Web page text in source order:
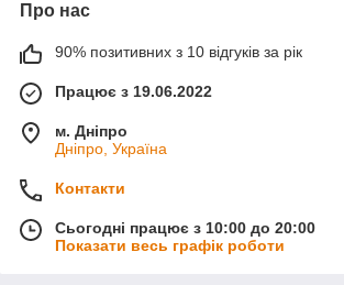
Про нас
90% позитивних з 10 відгуків за рік
Працює з 19.06.2022
м. Дніпро
Дніпро, Україна
Контакти
Сьогодні працює з 10:00 до 20:00
Показати весь графік роботи